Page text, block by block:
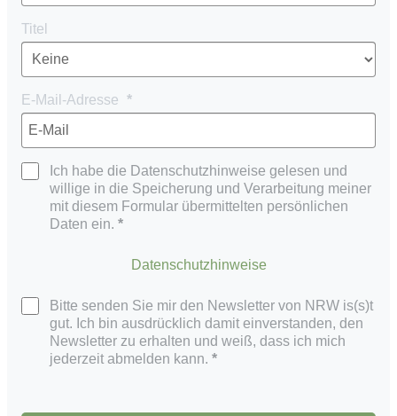
Titel
E-Mail-Adresse
Ich habe die Datenschutzhinweise gelesen und
willige in die Speicherung und Verarbeitung meiner
mit diesem Formular übermittelten persönlichen
Daten ein.
Datenschutzhinweise
Bitte senden Sie mir den Newsletter von NRW is(s)t
gut. Ich bin ausdrücklich damit einverstanden, den
Newsletter zu erhalten und weiß, dass ich mich
jederzeit abmelden kann.